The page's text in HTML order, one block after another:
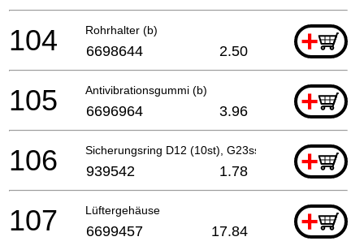
Rohrhalter (b) +
104 6698644 2.50
Antivibrationsgummi (b) +
105 6696964 3.96
Sicherungsring D12 (10st), G23ss +
106 939542 1.78
Lüftergehäuse +
107 6699457 17.84